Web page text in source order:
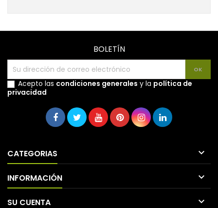
BOLETÍN
Acepto las condiciones generales y la política de
privacidad
CATEGORIAS 
INFORMACIÓN 
SU CUENTA 